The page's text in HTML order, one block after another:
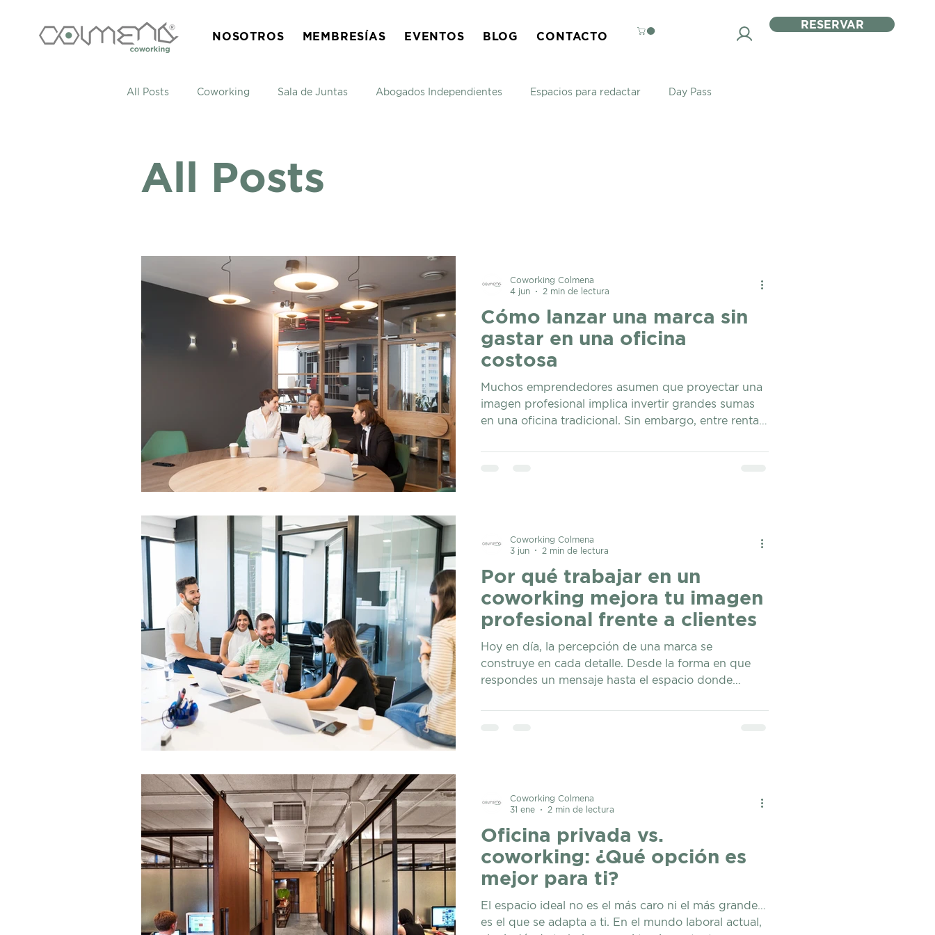
NOSOTROS MEMBRESÍAS EVENTOS BLOG CONTACTO
RESERVAR
All Posts Coworking Sala de Juntas Abogados Independientes Espacios para redactar Day Pass
All Posts
Cómo lanzar una marca sin
gastar en una oficina
costosa
Muchos emprendedores asumen que proyectar una
imagen profesional implica invertir grandes sumas
en una oficina tradicional. Sin embargo, entre renta,
contratos a largo plazo, estos gastos pueden
sin comprometer recursos valiosos
Coworking Colmena
4 jun
2 min de lectura
Por qué trabajar en un
coworking mejora tu imagen
profesional frente a clientes
Hoy en día, la percepción de una marca se
construye en cada detalle. Desde la forma en que
respondes un mensaje hasta el espacio donde
emprendedor, consultor, freelancer o diriges una
hacerlo desde casa, cafeterías o espacios
improvisados.
Coworking Colmena
3 jun
2 min de lectura
Oficina privada vs.
coworking: ¿Qué opción es
mejor para ti?
El espacio ideal no es el más caro ni el más grande…
es el que se adapta a ti. En el mundo laboral actual,
Coworking Colmena
31 ene
2 min de lectura